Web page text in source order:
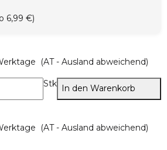
6,99 €)
(AT - Ausland abweichend)
Stk In den Warenkorb
(AT - Ausland abweichend)